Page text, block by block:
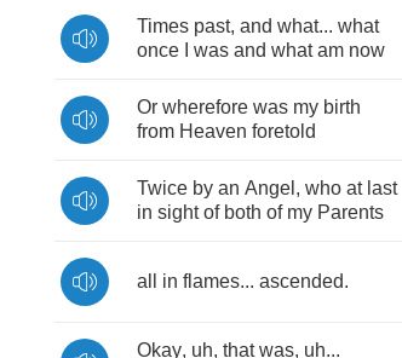
Times past, and what... what
once
was and what am now
Or wherefore was my birth
from Heaven foretold
Twice by an Angel , who at last
in sight of both of my Parents
all in flames... ascended.
Okay, uh, that was, uh...